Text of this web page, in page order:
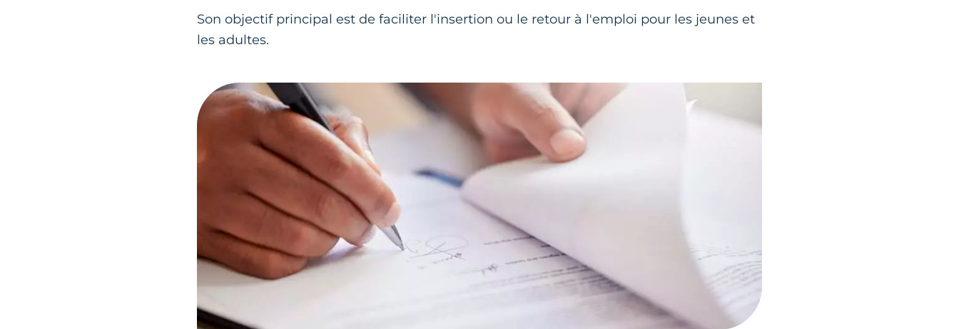
Son objectif principal est de faciliter l'insertion ou le retour à l'emploi pour les jeunes et
les adultes.